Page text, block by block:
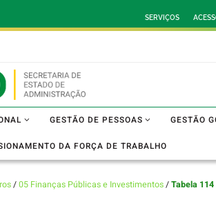
SERVIÇOS
GESTÃO DE PESSOAS GESTÃO
DA FORÇA DE TRABALHO
/05 Finanças Públicas e Investimentos/Tabela